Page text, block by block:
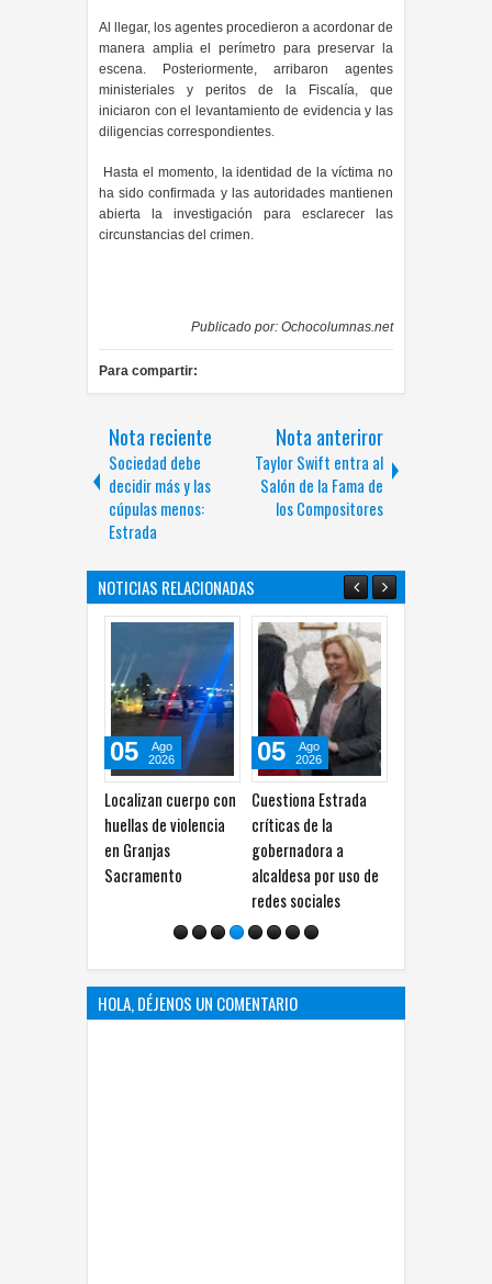
Al llegar, los agentes procedieron a acordonar de
manera amplia el perímetro para preservar la
escena. Posteriormente, arribaron agentes
ministeriales y peritos de la Fiscalía, que
iniciaron con el levantamiento de evidencia y las
diligencias correspondientes.
Hasta el momento, la identidad de la víctima no
ha sido confirmada y las autoridades mantienen
abierta la investigación para esclarecer las
circunstancias del crimen.
Publicado por: Ochocolumnas.net
Para compartir:
Nota reciente
Sociedad debe
decidir más y las
cúpulas menos:
Estrada
Nota anteriror
Taylor Swift entra al
Salón de la Fama de
los Compositores
NOTICIAS RELACIONADAS
Localizan cuerpo con
huellas de violencia
en Granjas
Sacramento
Ago
2026
Cuestiona Estrada
críticas de la
gobernadora a
alcaldesa por uso de
redes sociales
05
Ago
2026
Convoca INE a ocupar
SPE
05
HOLA, DÉJENOS UN COMENTARIO